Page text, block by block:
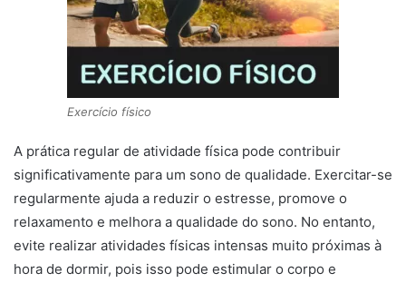
Exercício físico
A prática regular de atividade física pode contribuir
significativamente para um sono de qualidade. Exercitar-se
regularmente ajuda a reduzir o estresse, promove o
relaxamento e melhora a qualidade do sono. No entanto,
evite realizar atividades físicas intensas muito próximas à
hora de dormir, pois isso pode estimular o corpo e